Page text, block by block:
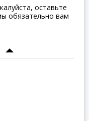
оставьте
обязательно вам